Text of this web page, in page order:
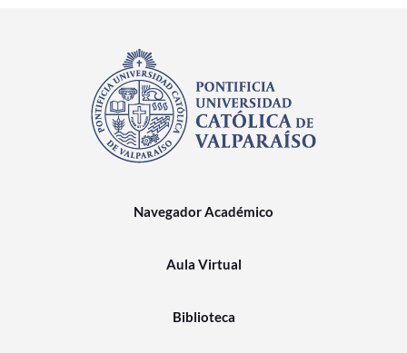
Navegador Académico
Aula Virtual
Biblioteca